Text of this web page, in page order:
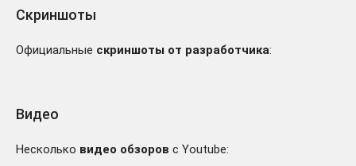
Скриншоты
Официальные скриншоты от разработчика:
Видео
Несколько видео обзоров с Youtube: